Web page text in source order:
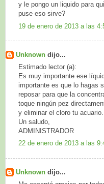
y le pongo un liquido para
puse eso sirve?
19 de enero de 2013 a las
Unknown dijo...
Estimado lector (a):
Es muy importante ese
importante es que lo hagas
reposar para que la
toque ningún pez
y eliminar el cloro tu acuario.
Un saludo,
ADMINISTRADOR
22 de enero de 2013 a las
Unknown dijo...